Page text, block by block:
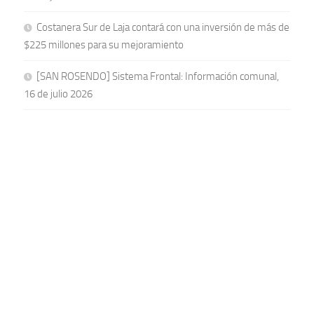
Costanera Sur de Laja contará con una inversión de más de
$225 millones para su mejoramiento
[SAN ROSENDO] Sistema Frontal: Información comunal,
16 de julio 2026